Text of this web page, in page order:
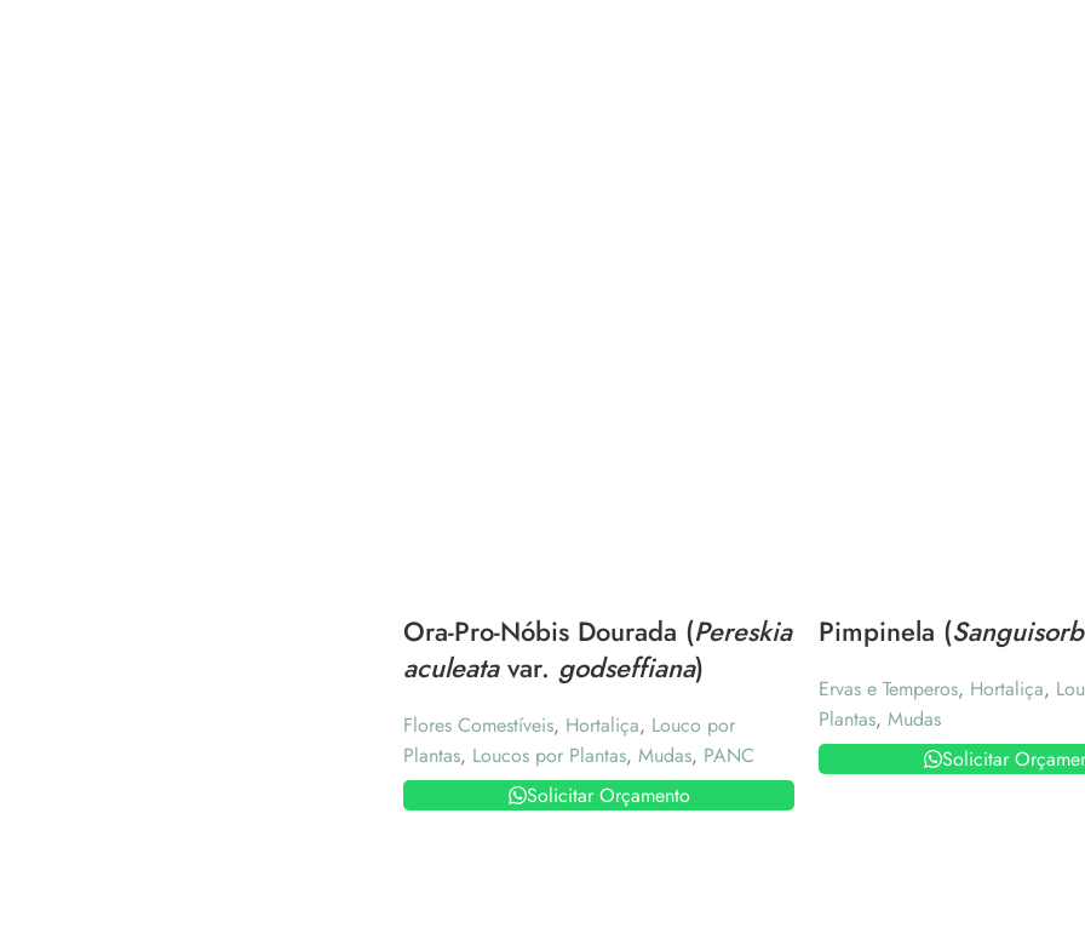
Ora-Pro-Nóbis Dourada (Pereskia
aculeatavar. godseffiana)
Flores Comestíveis, Hortaliça, Louco por
Plantas, Loucos por Plantas, Mudas, PANC
Solicitar Orçamento
Pimpinela (
Ervas e Temperos, Hortaliça,
Plantas, Mudas
Solicitar